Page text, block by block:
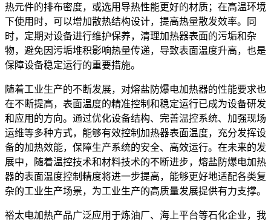
热元件的排布密度，或选用导热性能更好的材质；在高温环境
下使用时，可以增加散热结构设计，提高热量散发效率。同
时，定期对设备进行维护保养，清理加热器表面的污垢和杂
物，避免因污垢堆积影响热量传递，导致表面温度升高，也是
保障设备稳定运行的重要措施。
随着工业生产的不断发展，对熔盐防爆电加热器的性能要求也
在不断提高，表面温度的精准控制和稳定运行已成为设备研发
和应用的方向。通过优化设备结构、完善温控系统、加强现场
运维等多种方式，能够有效控制加热器表面温度，充分发挥设
备的加热效能，保障生产系统的安全、高效运行。在未来的发
展中，随着温控技术和材料技术的不断进步，熔盐防爆电加热
器的表面温度控制精度将进一步提高，能够更好地适配各类复
杂的工业生产场景，为工业生产的高质量发展提供有力支撑。
裕太电加热产品广泛应用于炼油厂、海上平台等石化企业，我